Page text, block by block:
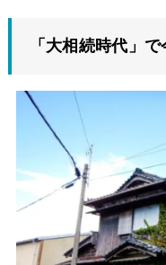
「大相続時代」